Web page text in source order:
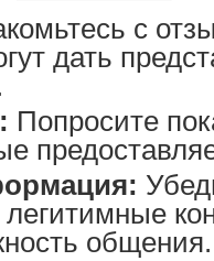
с
дать
Попросите
общения.